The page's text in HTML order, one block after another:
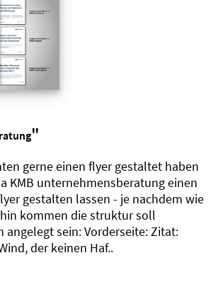
"
gerne einen flyer gestaltet haben
KMB unternehmensberatung einen
gestalten lassen - je nachdem wie
kommen die struktur soll
angelegt sein: Vorderseite: Zitat:
der keinen Haf..